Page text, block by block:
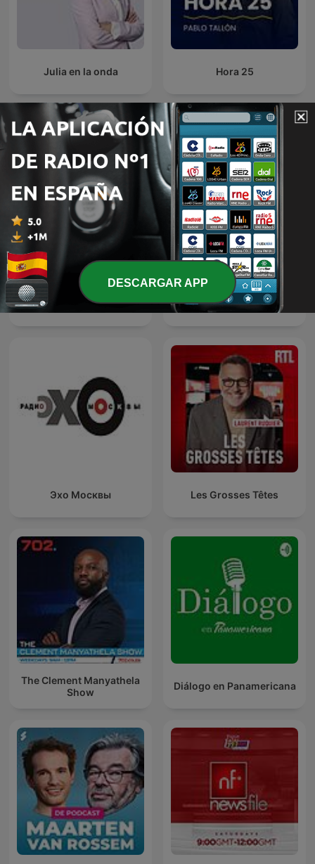
Julia en la onda Hora 25
Más podcasts internacionales de Noticias
O É da Coisa Ukraine: The Latest
Эхо Москвы Les Grosses Têtes
The Clement Manyathela
Show
Diálogo en Panamericana
DESCARGAR APP